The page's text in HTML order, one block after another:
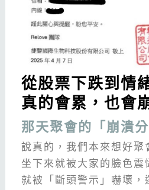
從股票下跌到情
真的會累，也會
那天聚會的「崩潰分
說真的，我們本來想好聚
坐下來就被大家的臉色震
就被「斷頭警示」嚇壞，